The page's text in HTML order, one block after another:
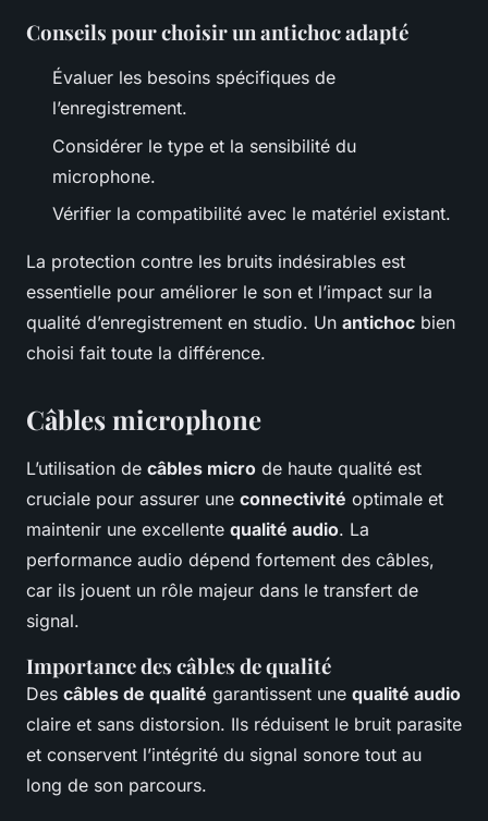
Conseils pour choisir un antichoc adapté
Évaluer les besoins spécifiques de
l’enregistrement.
Considérer le type et la sensibilité du
microphone.
Vérifier la compatibilité avec le matériel existant.
La protection contre les bruits indésirables est
essentielle pour améliorer le son et l’impact sur la
qualité d’enregistrement en studio. Un antichoc bien
choisi fait toute la différence.
Câbles microphone
L’utilisation de câbles micro de haute qualité est
cruciale pour assurer une connectivité optimale et
maintenir une excellente qualité audio. La
performance audio dépend fortement des câbles,
car ils jouent un rôle majeur dans le transfert de
signal.
Importance des câbles de qualité
Des câbles de qualité garantissent une qualité audio
claire et sans distorsion. Ils réduisent le bruit parasite
et conservent l’intégrité du signal sonore tout au
long de son parcours.